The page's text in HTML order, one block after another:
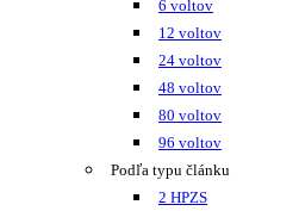
6 voltov
12 voltov
24 voltov
48 voltov
80 voltov
96 voltov
Podľa typu článku
2 HPZS